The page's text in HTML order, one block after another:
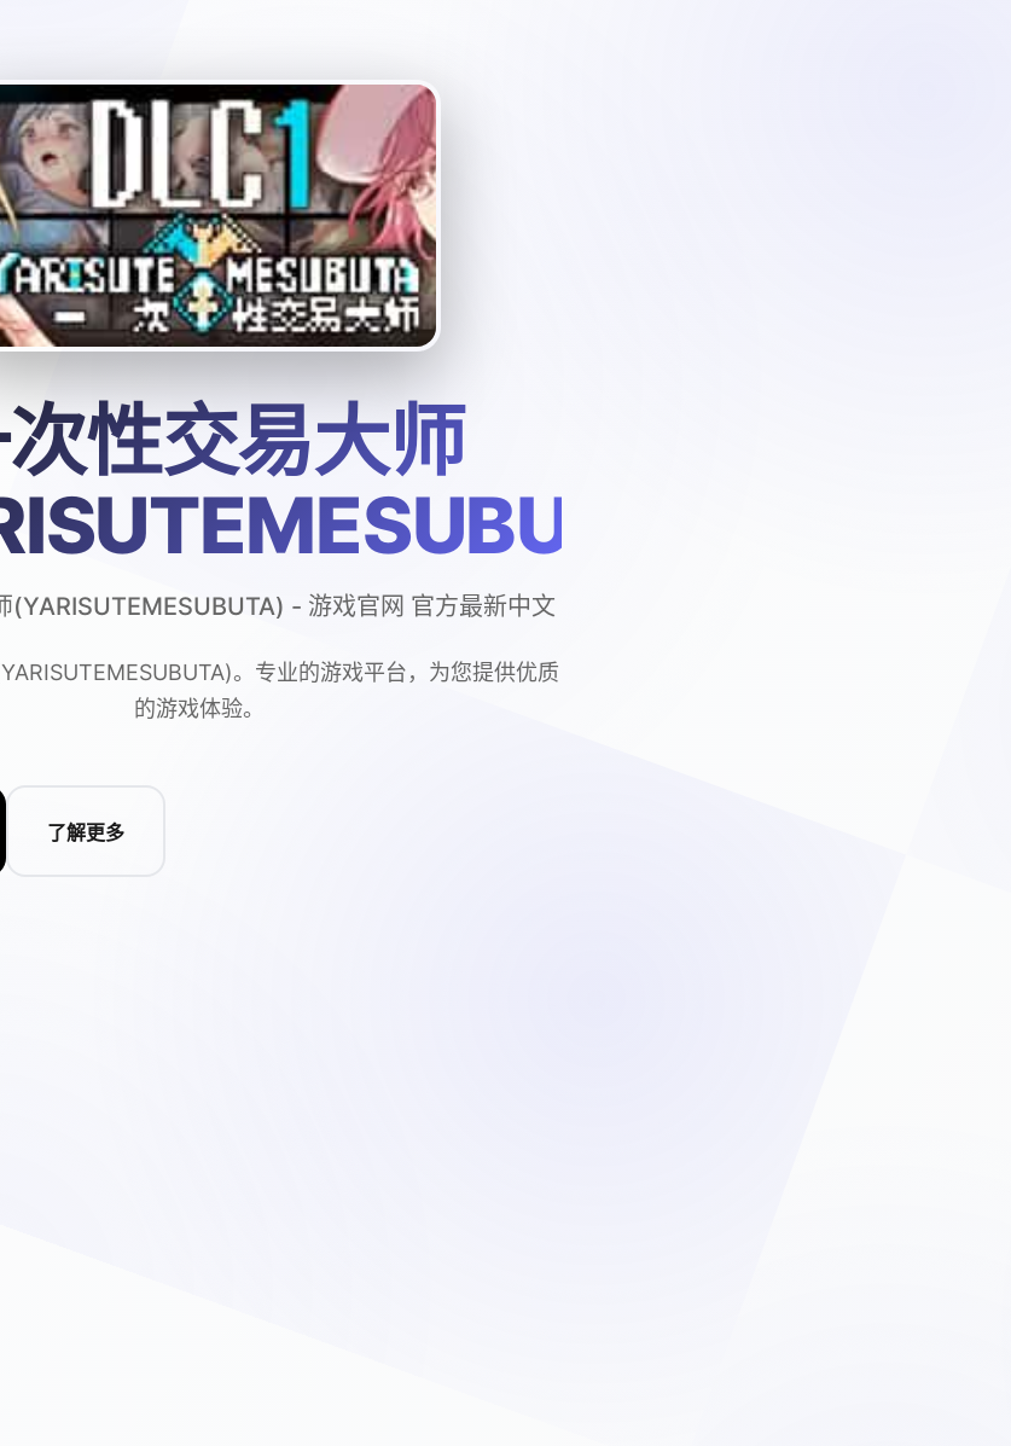
性交易大师
(YARISUTEMESUBUTA) - 游戏官网 官方最新中文
。专业的游戏平台，为您提供优质
的游戏体验。
了解更多